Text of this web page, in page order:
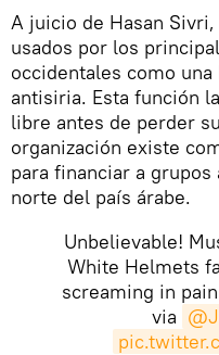
A juicio de Hasan
usados por los
occidentales como
antisiria. Esta función
libre antes de perder
organización existe
para financiar a
norte del país árabe.
Unbelievable!
White Helmets
screaming in
via